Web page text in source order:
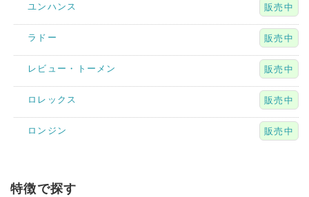
ユンハンス 販売中
ラドー 販売中
レビュー・トーメン 販売中
ロレックス 販売中
ロンジン 販売中
特徴で探す